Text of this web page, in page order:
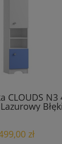
CLOUDS
zł